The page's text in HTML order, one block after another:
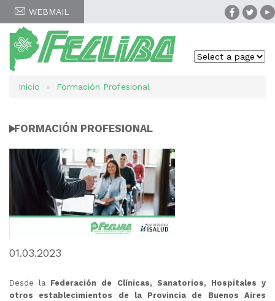
WEBMAIL
Sobrescribir
enlaces
ayuda
la
Inicio Formación Profesional
FORMACIÓN PROFESIONAL
01.03.2023
Desde la Federación de Clínicas, Sanatorios, Hospitales y
otros establecimientos de la Provincia de Buenos Aires